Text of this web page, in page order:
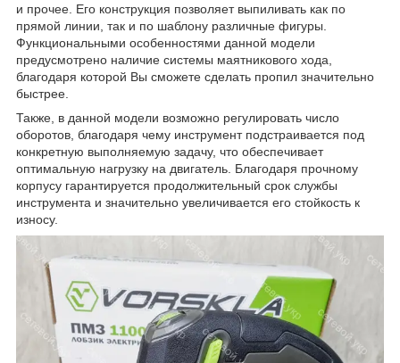
и прочее. Его конструкция позволяет выпиливать как по
прямой линии, так и по шаблону различные фигуры.
Функциональными особенностями данной модели
предусмотрено наличие системы маятникового хода,
благодаря которой Вы сможете сделать пропил значительно
быстрее.
Также, в данной модели возможно регулировать число
оборотов, благодаря чему инструмент подстраивается под
конкретную выполняемую задачу, что обеспечивает
оптимальную нагрузку на двигатель. Благодаря прочному
корпусу гарантируется продолжительный срок службы
инструмента и значительно увеличивается его стойкость к
износу.